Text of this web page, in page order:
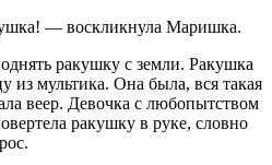
— воскликнула Маришка.
ракушку с земли. Ракушка
мультика. Она была, вся такая
веер. Девочка с любопытством
ракушку в руке, словно